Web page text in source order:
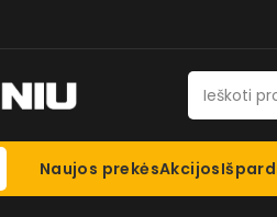
Naujos prekėsAkcijos